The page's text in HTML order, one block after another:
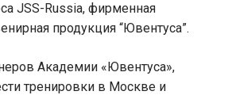
JSS-Russia, фирменная
продукция “Ювентуса”.
Академии «Ювентуса»,
тренировки в Москве и